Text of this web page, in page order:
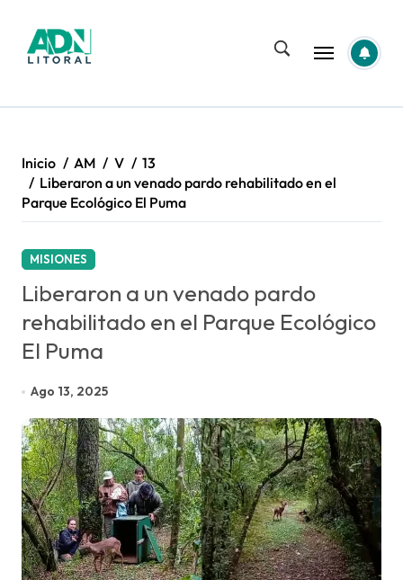
contenido
Inicio AM V
13
Liberaron a un venado pardo rehabilitado en el
Parque Ecológico El Puma
MISIONES
Liberaron a un venado pardo
rehabilitado en el Parque Ecológico
El Puma
Ago 13, 2025